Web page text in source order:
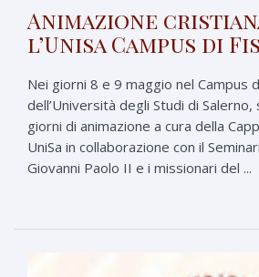
Animazione
l’Unisa Campus di
Nei giorni 8 e 9 maggio nel Campus
dell’Università degli Studi di Salerno,
giorni di animazione a cura della
UniSa in collaborazione con il
Giovanni Paolo II e i missionari del ...